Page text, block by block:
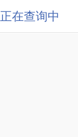
正在查询中